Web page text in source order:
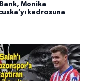
Monika
kadrosuna